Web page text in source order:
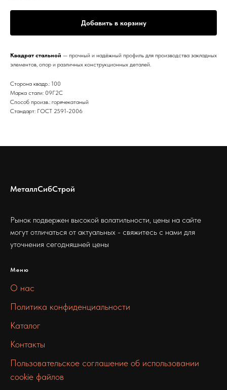
Добавить в корзину
Квадрат стальной — прочный и надёжный профиль для производства закладных
элементов, опор и различных конструкционных деталей.
Сторона квадр.: 100
Марка стали: 09Г2С
Способ произв.: горячекатаный
Стандарт: ГОСТ 2591-2006
МеталлСибСтрой
Рынок подвержен высокой волатильности, цены на сайте
могут отличаться от актуальных - свяжитесь с нами для
уточнения сегодняшней цены
Меню
О нас
Политика конфиденциальности
Каталог
Контакты
Пользовательское соглашение об использовании
cookie файлов